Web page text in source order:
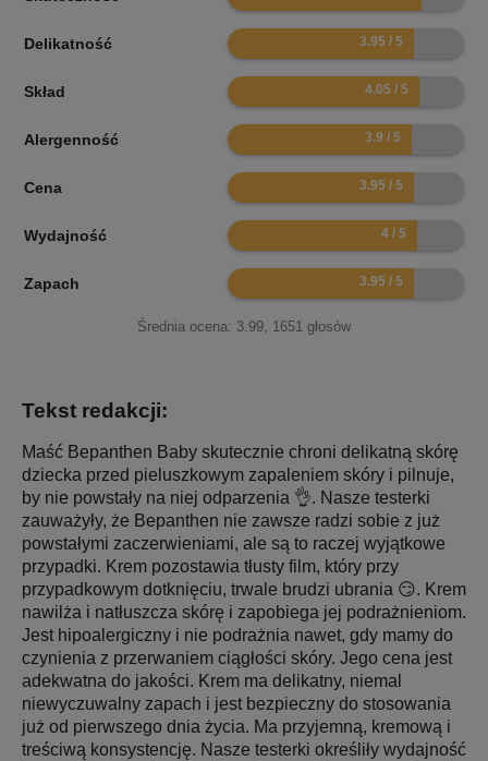
Delikatność 7.9
Skład 8.1
Alergenność 7.8
Cena 7.9
Wydajność 8
Zapach 7.9
Średnia ocena: 3.99 1651 głosów
Tekst redakcji:
Maść Bepanthen Baby skutecznie chroni delikatną skórę
dziecka przed pieluszkowym zapaleniem skóry i pilnuje,
by nie powstały na niej odparzenia 👌. Nasze testerki
zauważyły, że Bepanthen nie zawsze radzi sobie z już
powstałymi zaczerwieniami, ale są to raczej wyjątkowe
przypadki. Krem pozostawia tłusty film, który przy
przypadkowym dotknięciu, trwale brudzi ubrania 😏. Krem
nawilża i natłuszcza skórę i zapobiega jej podrażnieniom.
Jest hipoalergiczny i nie podrażnia nawet, gdy mamy do
czynienia z przerwaniem ciągłości skóry. Jego cena jest
adekwatna do jakości. Krem ma delikatny, niemal
niewyczuwalny zapach i jest bezpieczny do stosowania
już od pierwszego dnia życia. Ma przyjemną, kremową i
treściwą konsystencję. Nasze testerki określiły wydajność